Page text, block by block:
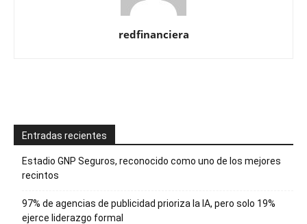
redfinanciera
Entradas recientes
Estadio GNP Seguros, reconocido como uno de los mejores
recintos
97% de agencias de publicidad prioriza la IA, pero solo 19%
ejerce liderazgo formal